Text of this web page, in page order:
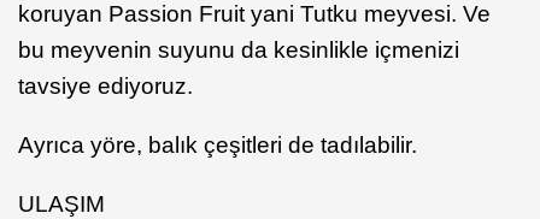
koruyan Passion Fruit yani Tutku meyvesi. Ve
bu meyvenin suyunu da kesinlikle içmenizi
tavsiye ediyoruz.
Ayrıca yöre, balık çeşitleri de tadılabilir.
ULAŞIM